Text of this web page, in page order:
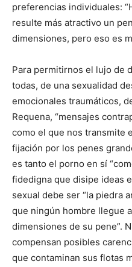
preferencias individuales:
resulte más atractivo un
dimensiones, pero eso es
Para permitirnos el lujo de
todas, de una sexualidad
emocionales traumáticos,
Requena, “mensajes
como el que nos transmite
fijación por los penes
es tanto el porno en sí
fidedigna que disipe ideas
sexual debe ser “la piedra
que ningún hombre llegue
dimensiones de su pene”.
compensan posibles
que contaminan sus flotas